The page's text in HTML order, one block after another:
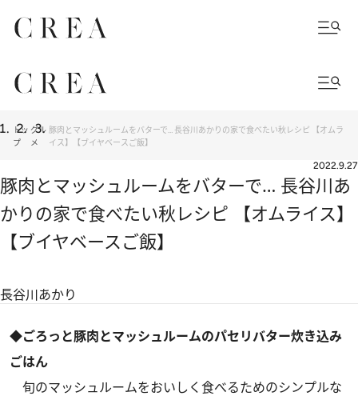
トッ
プ
グル
メ
豚肉とマッシュルームをバターで… 長谷川あかりの家で食べたい秋レシピ 【オムラ
イス】【ブイヤベースご飯】
2022.9.27
豚肉とマッシュルームをバターで… 長谷川あ
かりの家で食べたい秋レシピ 【オムライス】
【ブイヤベースご飯】
長谷川あかり
◆ごろっと豚肉とマッシュルームのパセリバター炊き込み
ごはん
旬のマッシュルームをおいしく食べるためのシンプルな